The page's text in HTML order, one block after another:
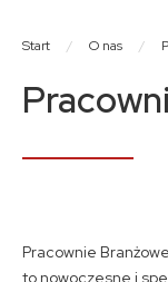
Kontakt
Start / O nas /
Pracownie
to nowoczesne i